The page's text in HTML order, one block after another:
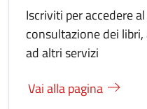
Iscriviti per accedere
consultazione dei
ad altri servizi
Vai alla pagina